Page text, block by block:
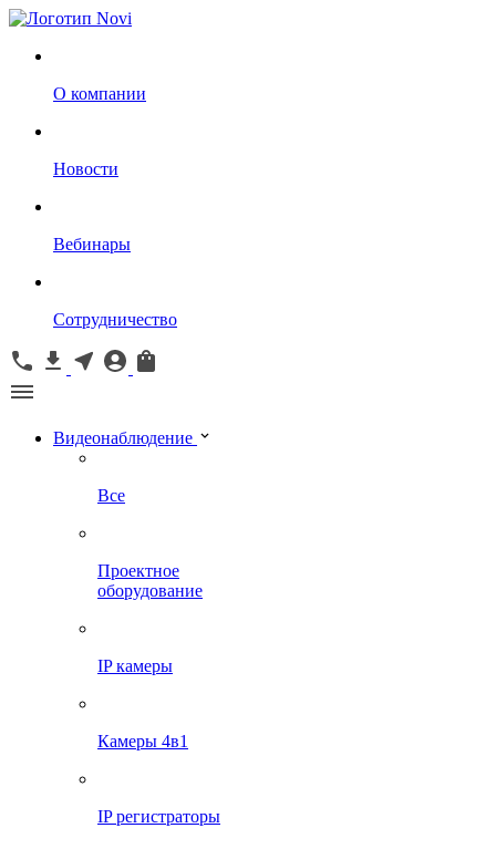
О компании
Новости
Вебинары
Сотрудничество
Видеонаблюдение
Все
Проектное
оборудование
IP камеры
Камеры 4в1
IP регистраторы